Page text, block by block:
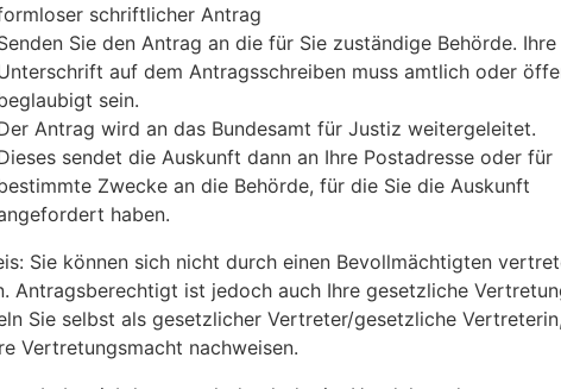
schriftlicher Antrag
Sie den Antrag an die für Sie zuständige Behörde. Ihre
auf dem Antragsschreiben muss amtlich oder
sein.
Antrag wird an das Bundesamt für Justiz weitergeleitet.
sendet die Auskunft dann an Ihre Postadresse oder für
Zwecke an die Behörde, für die Sie die Auskunft
haben.
Sie können sich nicht durch einen Bevollmächtigten
Antragsberechtigt ist jedoch auch Ihre gesetzliche
Sie selbst als gesetzlicher Vertreter/gesetzliche
Vertretungsmacht nachweisen.